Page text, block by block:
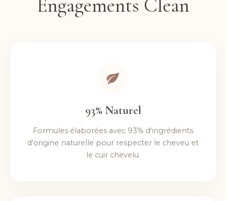
Engagements Clean
93% Naturel
Formules élaborées avec 93% d'ingrédients
d'origine naturelle pour respecter le cheveu et
le cuir chevelu.